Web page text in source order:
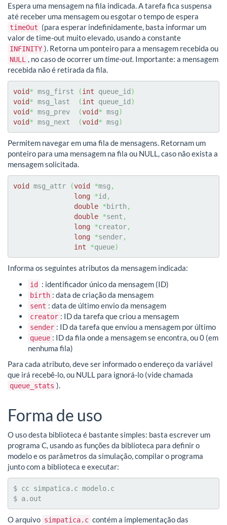
Espera uma mensagem na fila indicada. A tarefa fica suspensa
até receber uma mensagem ou esgotar o tempo de espera
timeOut (para esperar indefinidamente, basta informar um
valor de time-out muito elevado, usando a constante
INFINITY ). Retorna um ponteiro para a mensagem recebida ou
NULL , no caso de ocorrer umtime-out. Importante: a mensagem
recebida não é retirada da fila.
void* msg_first (int queue_id )
void* msg_last (int queue_id )
void* msg_prev (void* msg)
void* msg_next (void* msg)
Permitem navegar em uma fila de mensagens. Retornam um
ponteiro para uma mensagem na fila ou NULL, caso não exista a
mensagem solicitada.
void msg_attr (void *msg ,
long *id ,
double *birth ,
double *sent ,
long *creator,
long *sender,
int
*queue)
Informa os seguintes atributos da mensagem indicada:
id : identificador único da mensagem (ID)
birth : data de criação da mensagem
sent : data de último envio da mensagem
creator : ID da tarefa que criou a mensagem
sender : ID da tarefa que enviou a mensagem por último
queue : ID da fila onde a mensagem se encontra, ou 0 (em
nenhuma fila)
Para cada atributo, deve ser informado o endereço da variável
que irá recebê-lo, ou NULL para ignorá-lo (vide chamada
queue_stats ).
Forma de uso
O uso desta biblioteca é bastante simples: basta escrever um
programa C, usando as funções da biblioteca para definir o
modelo e os parâmetros da simulação, compilar o programa
junto com a biblioteca e executar:
$ cc simpatica.c modelo.c
$ a.out
O arquivo simpatica.c contém a implementação das